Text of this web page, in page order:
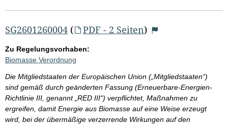
SG2601260004 ( PDF - 2 Seiten)
Zu Regelungsvorhaben:
Biomasse Verordnung
Die Mitgliedstaaten der Europäischen Union („Mitgliedstaaten“)
sind gemäß durch geänderten Fassung (Erneuerbare-Energien-
Richtlinie III, genannt „RED III“) verpflichtet, Maßnahmen zu
ergreifen, damit Energie aus Biomasse auf eine Weise erzeugt
wird, bei der übermäßige verzerrende Wirkungen auf den